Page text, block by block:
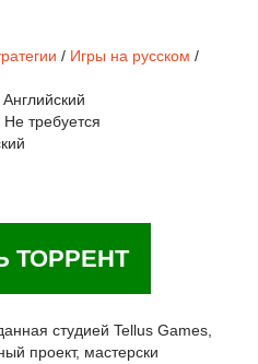
/ Игры на русском /
Не требуется
ТОРРЕНТ
студией Tellus Games,
проект, мастерски